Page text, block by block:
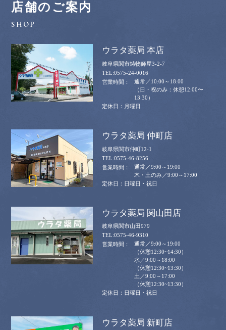
店舗のご案内
ウラタ薬局 本店
岐阜県関市鋳物師屋3-2-7
0575-24-0016
通常／10:00～18:00
（日・祝のみ：休憩12:00〜
13:30）
月曜日
ウラタ薬局 仲町店
岐阜県関市仲町12-1
0575-46-8256
通常／9:00～19:00
木・土のみ／9:00～17:00
日曜日・祝日
ウラタ薬局 関山田店
岐阜県関市山田979
0575-46-9310
通常／9:00～19:00
（休憩12:30~14:30）
水／9:00～18:00
（休憩12:30~13:30）
土／9:00～17:00
（休憩12:30~13:30）
日曜日・祝日
ウラタ薬局 新町店